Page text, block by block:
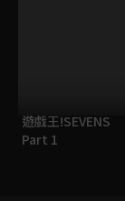
遊戲王!SEVENS
Part 1